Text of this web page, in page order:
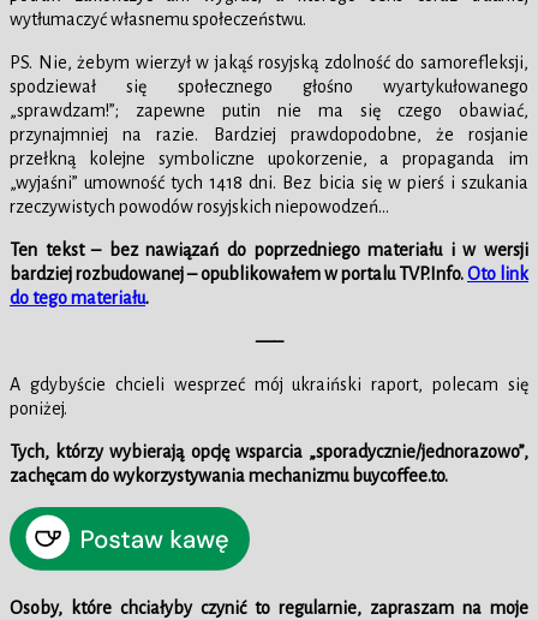
wytłumaczyć własnemu społeczeństwu.
PS. Nie, żebym wierzył w jakąś rosyjską zdolność do samorefleksji,
spodziewał się społecznego głośno wyartykułowanego
„sprawdzam!”; zapewne putin nie ma się czego obawiać,
przynajmniej na razie. Bardziej prawdopodobne, że rosjanie
przełkną kolejne symboliczne upokorzenie, a propaganda im
„wyjaśni” umowność tych 1418 dni. Bez bicia się w pierś i szukania
rzeczywistych powodów rosyjskich niepowodzeń…
Ten tekst – bez nawiązań do poprzedniego materiału i w wersji
bardziej rozbudowanej – opublikowałem w portalu TVP.Info.Oto link
do tego materiału.
—–
A gdybyście chcieli wesprzeć mój ukraiński raport, polecam się
poniżej.
Tych, którzy wybierają opcję wsparcia „sporadycznie/jednorazowo”,
zachęcam do wykorzystywania mechanizmu buycoffee.to.
Osoby, które chciałyby czynić to regularnie, zapraszam na moje